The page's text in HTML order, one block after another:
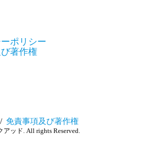
ポリシー
著作権
/ 免責事項及び著作権
ッド. All rights Reserved.